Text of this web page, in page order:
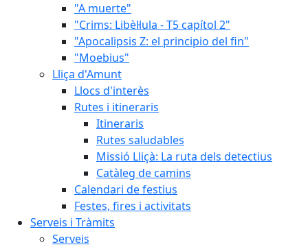
"A muerte"
"Crims: Libèl·lula - T5 capítol 2"
"Apocalipsis Z: el principio del fin"
"Moebius"
Lliça d'Amunt
Llocs d'interès
Rutes i itineraris
Itineraris
Rutes saludables
Missió Lliçà: La ruta dels detectius
Catàleg de camins
Calendari de festius
Festes, fires i activitats
Serveis i Tràmits
Serveis